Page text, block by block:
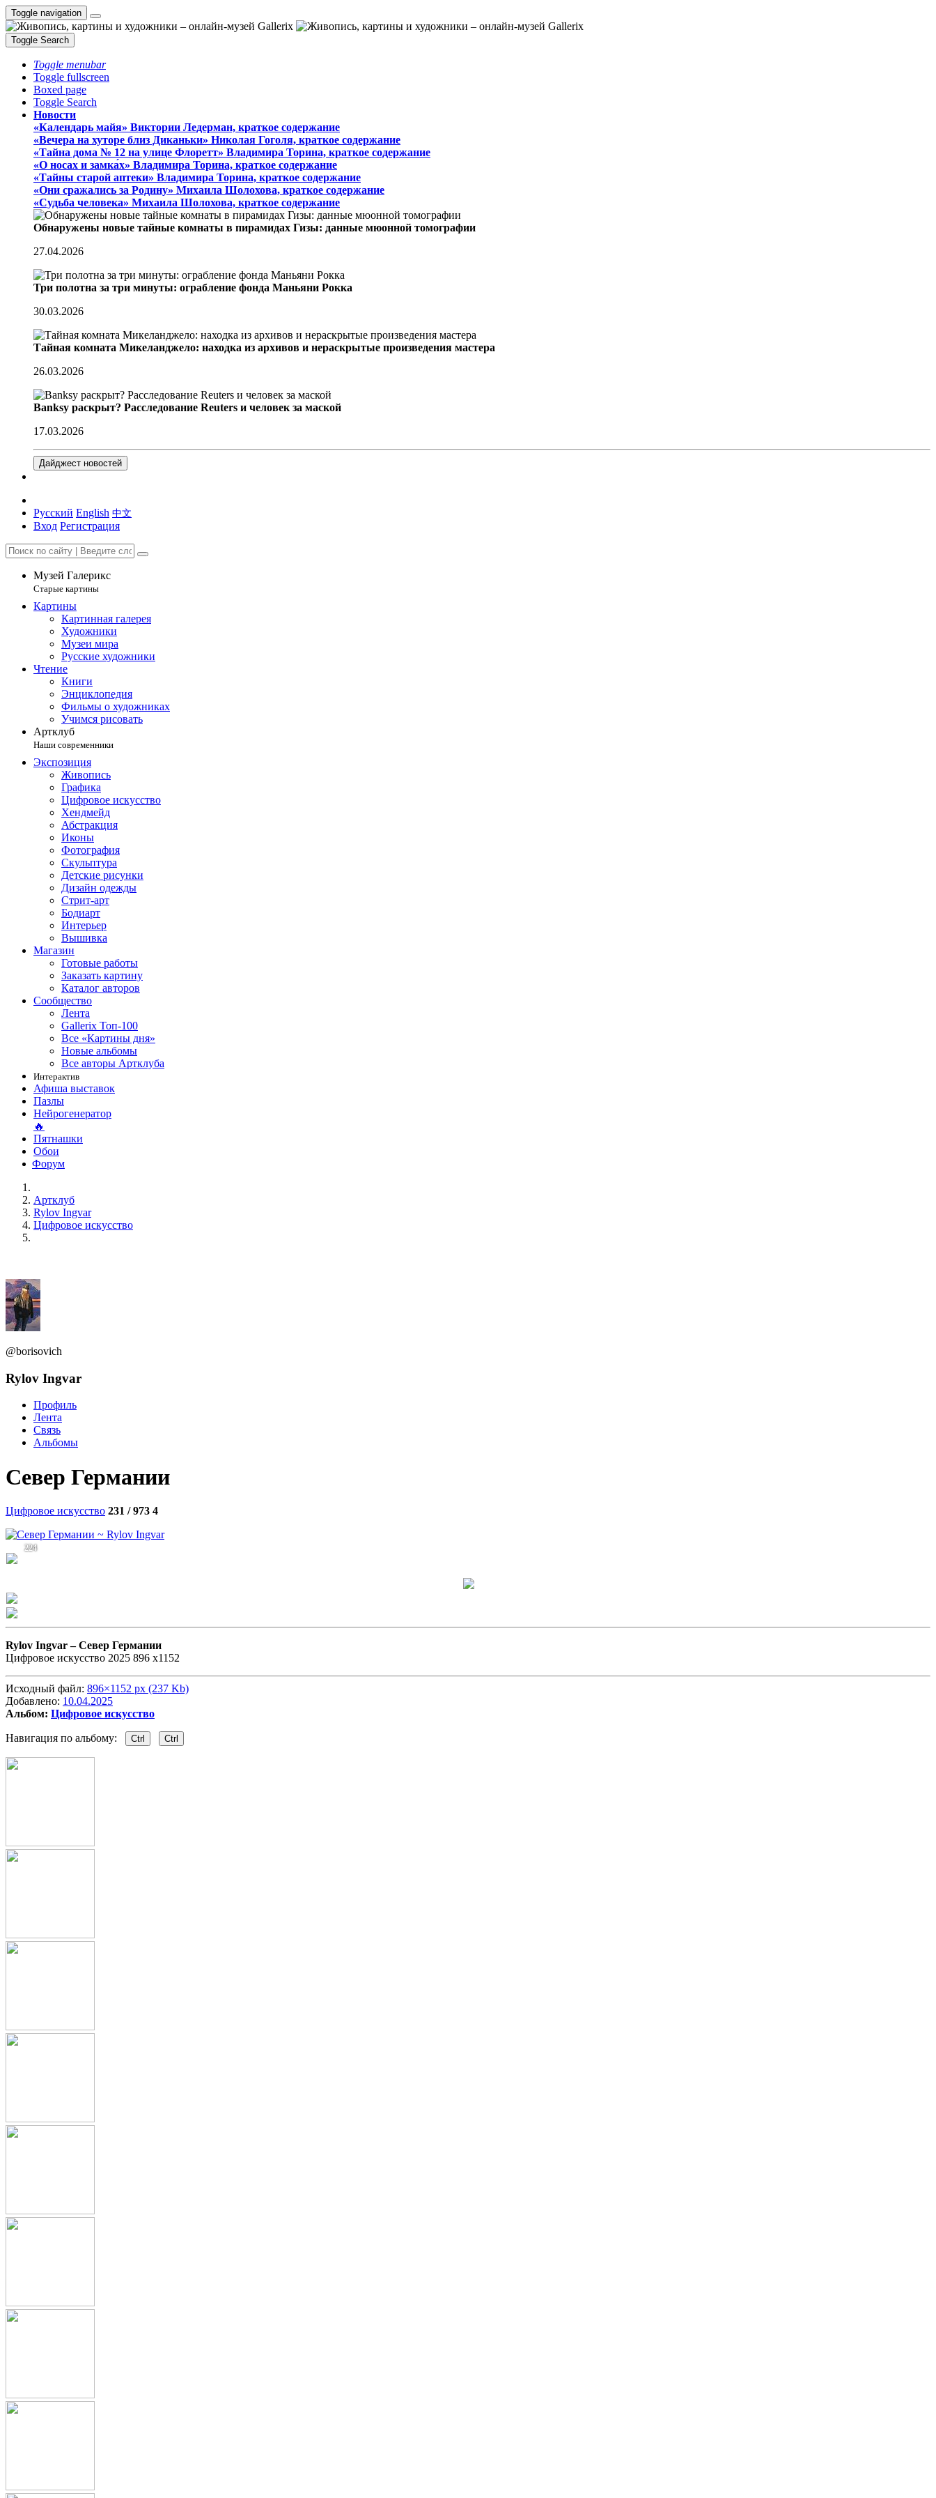
Toggle navigation
Toggle Search
Toggle menubar
Toggle fullscreen
Boxed page
Toggle Search
Новости
«Календарь майя» Виктории Ледерман, краткое содержание
«Вечера на хуторе близ Диканьки» Николая Гоголя, краткое содержание
«Тайна дома № 12 на улице Флоретт» Владимира Торина, краткое содержание
«О носах и замка́х» Владимира Торина, краткое содержание
«Тайны старой аптеки» Владимира Торина, краткое содержание
«Они сражались за Родину» Михаила Шолохова, краткое содержание
«Судьба человека» Михаила Шолохова, краткое содержание
Обнаружены новые тайные комнаты в пирамидах Гизы: данные мюонной томографии
27.04.2026
Три полотна за три минуты: ограбление фонда Маньяни Рокка
30.03.2026
Тайная комната Микеланджело: находка из архивов и нераскрытые произведения мастера
26.03.2026
Banksy раскрыт? Расследование Reuters и человек за маской
17.03.2026
Дайджест новостей
Русский English 中文
Вход Регистрация
Музей Галерикс
Старые картины
Картины
Картинная галерея
Художники
Музеи мира
Русские художники
Чтение
Книги
Энциклопедия
Фильмы о художниках
Учимся рисовать
Артклуб
Наши современники
Экспозиция
Живопись
Графика
Цифровое искусство
Хендмейд
Абстракция
Иконы
Фотография
Скульптура
Детские рисунки
Дизайн одежды
Стрит-арт
Бодиарт
Интерьер
Вышивка
Магазин
Готовые работы
Заказать картину
Каталог авторов
Сообщество
Лента
Gallerix Топ-100
Все «Картины дня»
Новые альбомы
Все авторы Артклуба
Интерактив
Афиша выставок
Пазлы
Нейрогенератор
🔥
Пятнашки
Обои
Форум
Артклуб
Rylov Ingvar
Цифровое искусство
@borisovich
Rylov Ingvar
Профиль
Лента
Связь
Альбомы
Север Германии
Цифровое искусство 231 / 973 4
224
Rylov Ingvar –Север Германии
Цифровое искусство 2025 896 х1152
Исходный файл: 896×1152 px (237 Kb)
Добавлено: 10.04.2025
Альбом: Цифровое искусство
Навигация по альбому: Ctrl Ctrl